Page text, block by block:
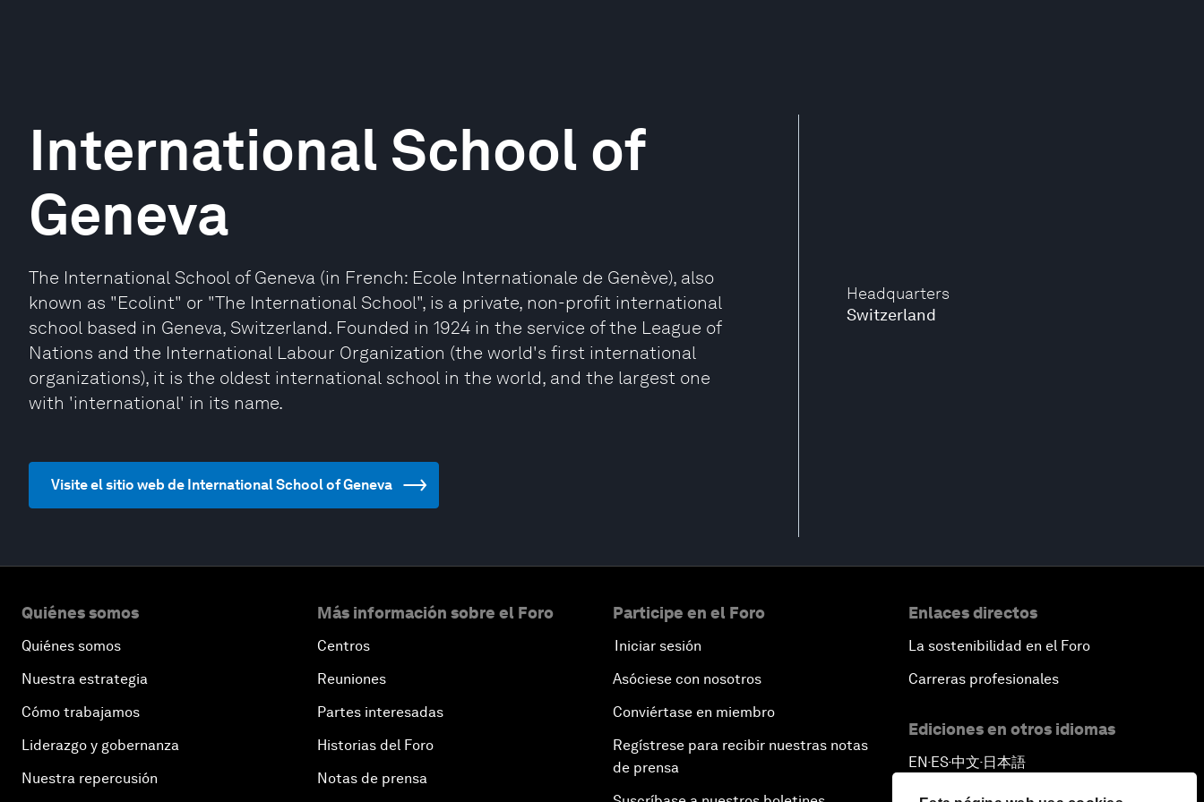
Headquarters
Switzerland
International School of
Geneva
The International School of Geneva (in French: Ecole Internationale de Genève), also
known as "Ecolint" or "The International School", is a private, non-profit international
school based in Geneva, Switzerland. Founded in 1924 in the service of the League of
Nations and the International Labour Organization (the world's first international
organizations), it is the oldest international school in the world, and the largest one
with 'international' in its name.
Visite el sitio web de International School of Geneva
Quiénes somos
Quiénes somos
Nuestra estrategia
Cómo trabajamos
Liderazgo y gobernanza
Nuestra repercusión
Más información sobre el Foro
Centros
Reuniones
Partes interesadas
Historias del Foro
Notas de prensa
Participe en el Foro
Iniciar sesión
Asóciese con nosotros
Conviértase en miembro
Regístrese para recibir nuestras notas
de prensa
Enlaces directos
La sostenibilidad en el Foro
Carreras profesionales
Ediciones en otros idiomas
EN ▪ES▪中文▪ 日本語